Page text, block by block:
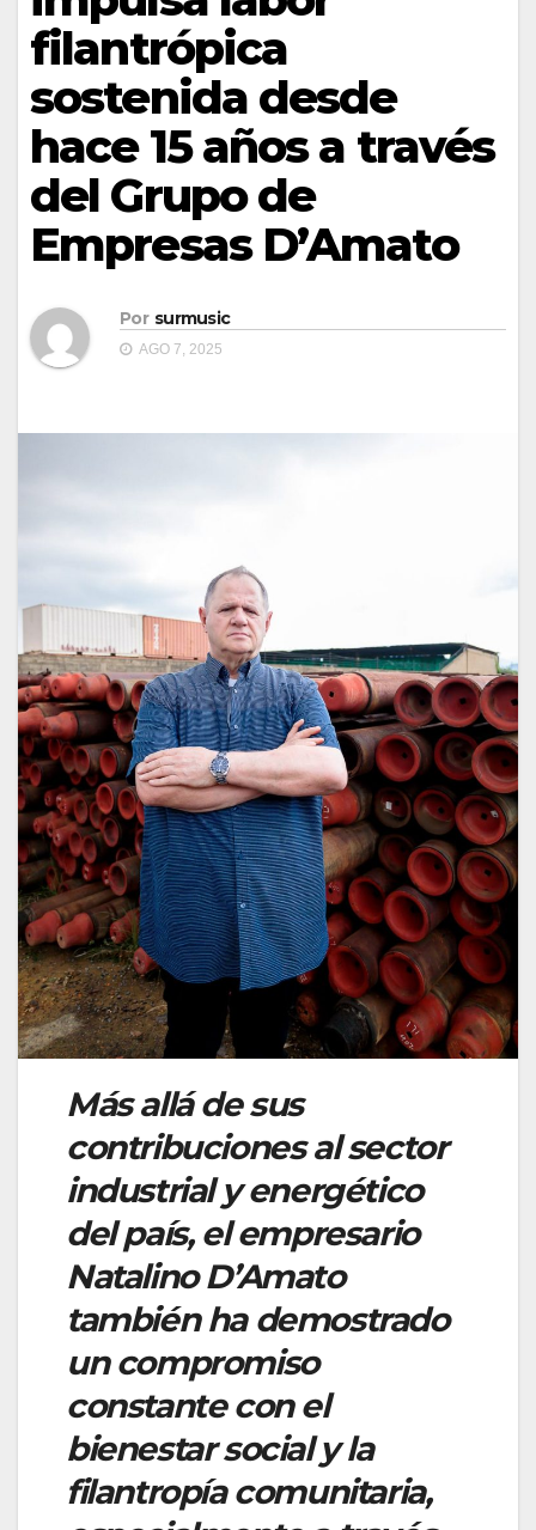
filantrópica
sostenida desde
hace 15 años a través
del Grupo de
Empresas D’Amato
Por surmusic
AGO 7, 2025
Más allá de sus
contribuciones al sector
industrial y energético
del país, el empresario
Natalino D’Amato
también ha demostrado
un compromiso
constante con el
bienestar social y la
filantropía comunitaria,